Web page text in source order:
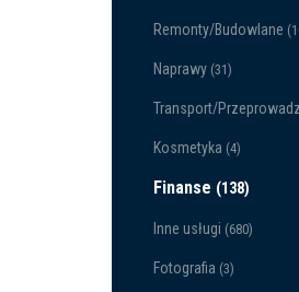
Remonty/Budowlane
Naprawy (31)
Transport/
Kosmetyka (4)
Finanse (138)
Inne usługi (680)
Fotografia (3)